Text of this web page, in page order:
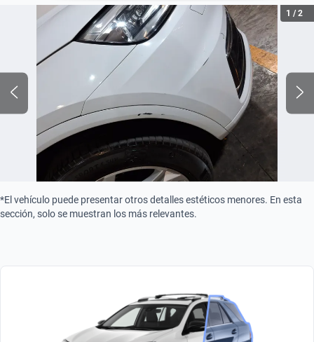
Peso bruto (kg)
Gasolina
Combustible
Combustión
Tipo de motor
1 /2
*El vehículo puede presentar otros detalles estéticos menores. En esta
sección, solo se muestran los más relevantes.